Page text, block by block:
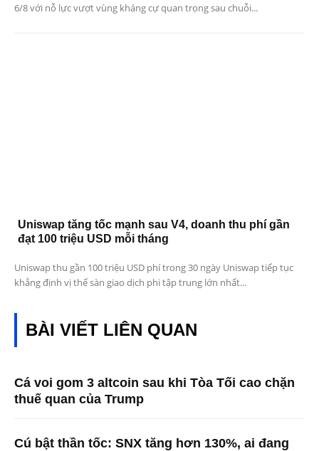
6/8 với nỗ lực vượt vùng kháng cự quan trọng sau chuỗi...
Uniswap tăng tốc mạnh sau V4, doanh thu phí gần
đạt 100 triệu USD mỗi tháng
Uniswap thu gần 100 triệu USD phí trong 30 ngày Uniswap tiếp tục
khẳng định vị thế sàn giao dịch phi tập trung lớn nhất...
BÀI VIẾT LIÊN QUAN
Cá voi gom 3 altcoin sau khi Tòa Tối cao chặn
thuế quan của Trump
Cú bật thần tốc: SNX tăng hơn 130%, ai đang